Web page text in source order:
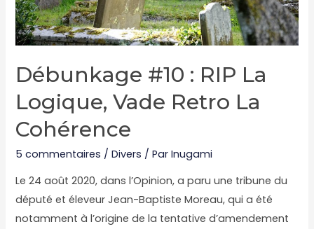
Débunkage #10 : RIP La
Logique, Vade Retro La
Cohérence
5 commentaires /Divers / ParInugami
Le 24 août 2020, dans l’Opinion, a paru une tribune du
député et éleveur Jean-Baptiste Moreau, qui a été
notamment à l’origine de la tentative d’amendement